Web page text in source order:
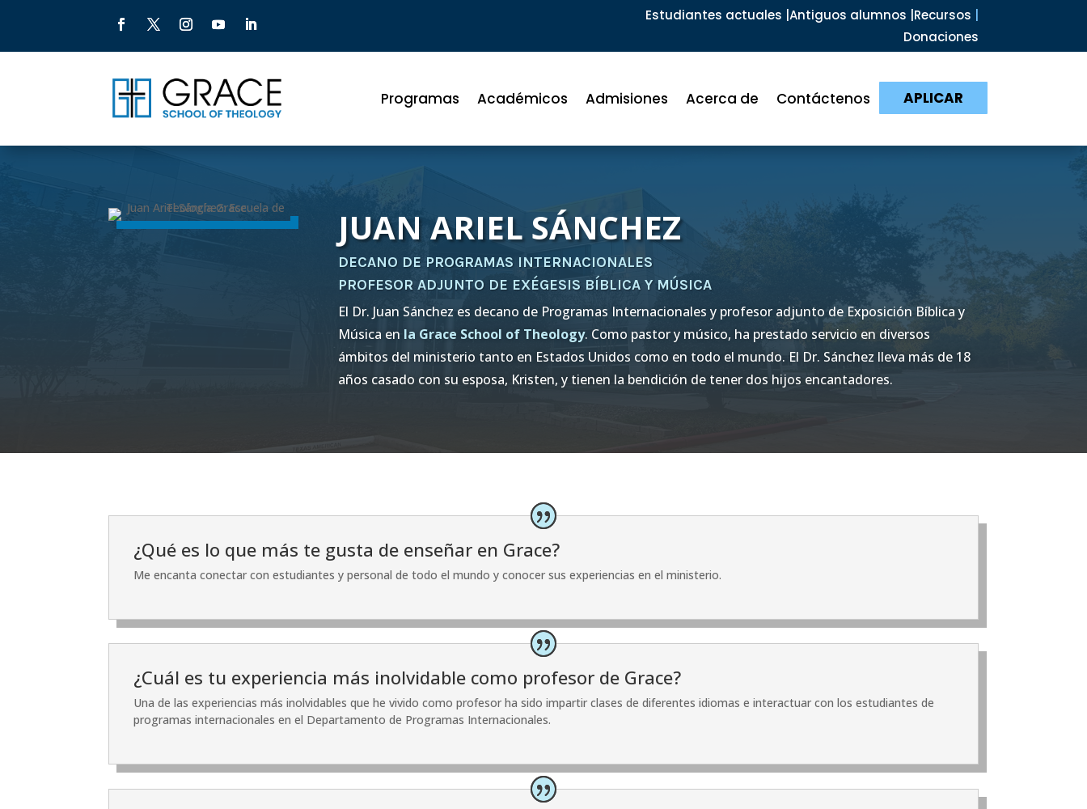
Estudiantes actuales | Antiguos alumnos | Recursos
Donaciones
Programas Académicos Admisiones Acerca de Contáctenos APLICAR
JUAN ARIEL SÁNCHEZ
DECANO DE PROGRAMAS INTERNACIONALES
PROFESOR ADJUNTO DE EXÉGESIS BÍBLICA Y MÚSICA
El Dr. Juan Sánchez es decano de Programas Internacionales y profesor adjunto de Exposición Bíblica y
Música en la Grace School of Theology. Como pastor y músico, ha prestado servicio en diversos
ámbitos del ministerio tanto en Estados Unidos como en todo el mundo. El Dr. Sánchez lleva más de 18
años casado con su esposa, Kristen, y tienen la bendición de tener dos hijos encantadores.
¿Qué es lo que más te gusta de enseñar en Grace?
Me encanta conectar con estudiantes y personal de todo el mundo y conocer sus experiencias en el ministerio.
¿Cuál es tu experiencia más inolvidable como profesor de Grace?
Una de las experiencias más inolvidables que he vivido como profesor ha sido impartir clases de diferentes idiomas e interactuar con los estudiantes de
programas internacionales en el Departamento de Programas Internacionales.